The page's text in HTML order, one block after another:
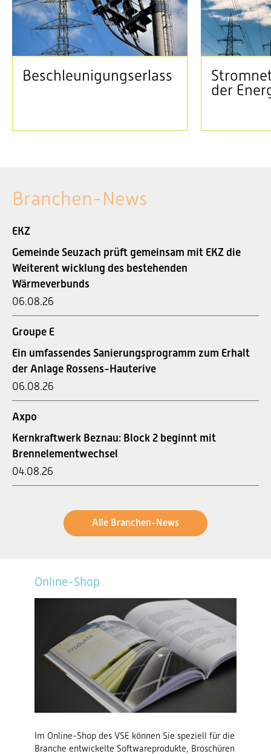
Beschleunigungserlass
der
Branchen-News
EKZ
Gemeinde Seuzach prüft gemeinsam mit EKZ die
Weiterent wicklung des bestehenden
Wärmeverbunds
06.08.26
Groupe E
Ein umfassendes Sanierungsprogramm zum Erhalt
der Anlage Rossens-Hauterive
06.08.26
Axpo
Kernkraftwerk Beznau: Block 2 beginnt mit
Brennelementwechsel
04.08.26
Alle Branchen-News
Online-Shop
Im Online-Shop des VSE können Sie speziell für die
Branche entwickelte Softwareprodukte, Broschüren